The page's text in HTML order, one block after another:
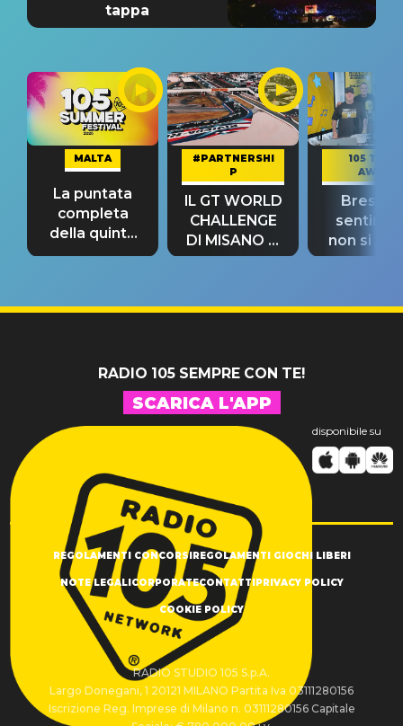
tappa
MALTA
La puntata
completa
della quinta
tappa
#PARTNERSHI
P
IL GT WORLD
CHALLENGE
DI MISANO si
riconferma
105 TAKE
AWAY
Bresh:
non si
fino alla
RADIO 105 SEMPRE CON TE!
SCARICA L'APP
disponibile su
REGOLAMENTI CONCORSI REGOLAMENTI GIOCHI LIBERI
NOTE LEGALI CORPORATECONTATTI PRIVACY POLICY
COOKIE POLICY
RADIO STUDIO 105 S.p.A.
Largo Donegani, 1 20121 MILANO Partita Iva 03111280156
Iscrizione Reg. Imprese di Milano n. 03111280156 Capitale